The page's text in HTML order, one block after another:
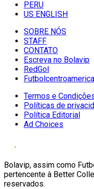
PERU
US ENGLISH
SOBRE NÓS
STAFF
CONTATO
Escreva no Bolavip
RedGol
Futbolcentroamerica
Termos e
Políticas de
Política Editorial
Ad Choices
Bolavip, assim como
pertencente à Better
reservados.